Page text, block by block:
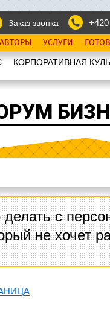
Заказ звонка
АВТОРЫ УСЛУГИ
КОРПОРАТИВНАЯ
делать с
не хочет